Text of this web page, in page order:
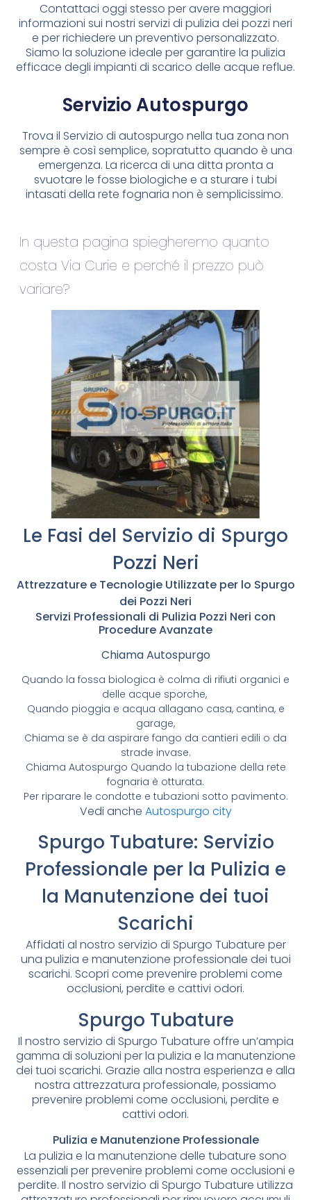
Contattaci oggi stesso per avere maggiori
informazioni sui nostri servizi di pulizia dei pozzi neri
e per richiedere un preventivo personalizzato.
Siamo la soluzione ideale per garantire la pulizia
efficace degli impianti di scarico delle acque reflue.
Servizio Autospurgo
Trova il Servizio di autospurgo nella tua zona non
sempre è così semplice, sopratutto quando è una
emergenza. La ricerca di una ditta pronta a
svuotare le fosse biologiche e a sturare i tubi
intasati della rete fognaria non è semplicissimo.
In questa pagina spiegheremo quanto
costa Via Curie e perché il prezzo può
variare?
Le Fasi del Servizio di Spurgo
Pozzi Neri
Attrezzature e Tecnologie Utilizzate per lo Spurgo
dei Pozzi Neri
Servizi Professionali di Pulizia Pozzi Neri con
Procedure Avanzate
Chiama Autospurgo
Quando la fossa biologica è colma di rifiuti organici e
delle acque sporche,
Quando pioggia e acqua allagano casa, cantina, e
garage,
Chiama se è da aspirare fango da cantieri edili o da
strade invase.
Chiama Autospurgo Quando la tubazione della rete
fognaria è otturata.
Per riparare le condotte e tubazioni sotto pavimento.
Vedi anche Autospurgo city
Spurgo Tubature: Servizio
Professionale per la Pulizia e
la Manutenzione dei tuoi
Scarichi
Affidati al nostro servizio di Spurgo Tubature per
una pulizia e manutenzione professionale dei tuoi
scarichi. Scopri come prevenire problemi come
occlusioni, perdite e cattivi odori.
Spurgo Tubature
Il nostro servizio di Spurgo Tubature offre un’ampia
gamma di soluzioni per la pulizia e la manutenzione
dei tuoi scarichi. Grazie alla nostra esperienza e alla
nostra attrezzatura professionale, possiamo
prevenire problemi come occlusioni, perdite e
cattivi odori.
Pulizia e Manutenzione Professionale
La pulizia e la manutenzione delle tubature sono
essenziali per prevenire problemi come occlusioni e
perdite. Il nostro servizio di Spurgo Tubature utilizza